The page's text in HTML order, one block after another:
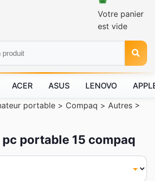
Votre panier
est vide
ACER ASUS LENOVO
portable > Compaq > Autres >
portable 15 compaq